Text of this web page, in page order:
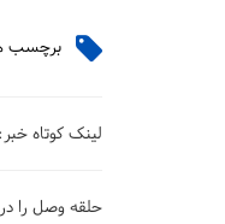
برچسب
لینک کوتاه خبر:
حلقه وصل را